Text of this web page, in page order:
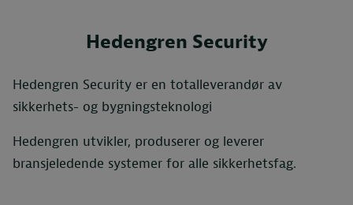
Hedengren Security
Hedengren Security er en totalleverandør av
sikkerhets- og bygningsteknologi
Hedengren utvikler, produserer og leverer
bransjeledende systemer for alle sikkerhetsfag.